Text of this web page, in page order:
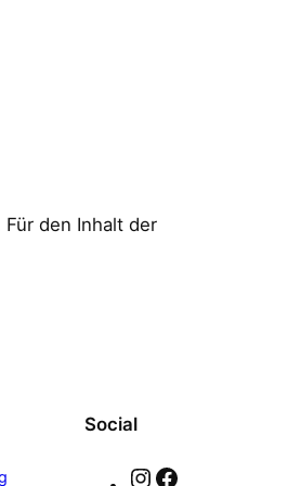
den Inhalt der
Social
Instagram Facebook